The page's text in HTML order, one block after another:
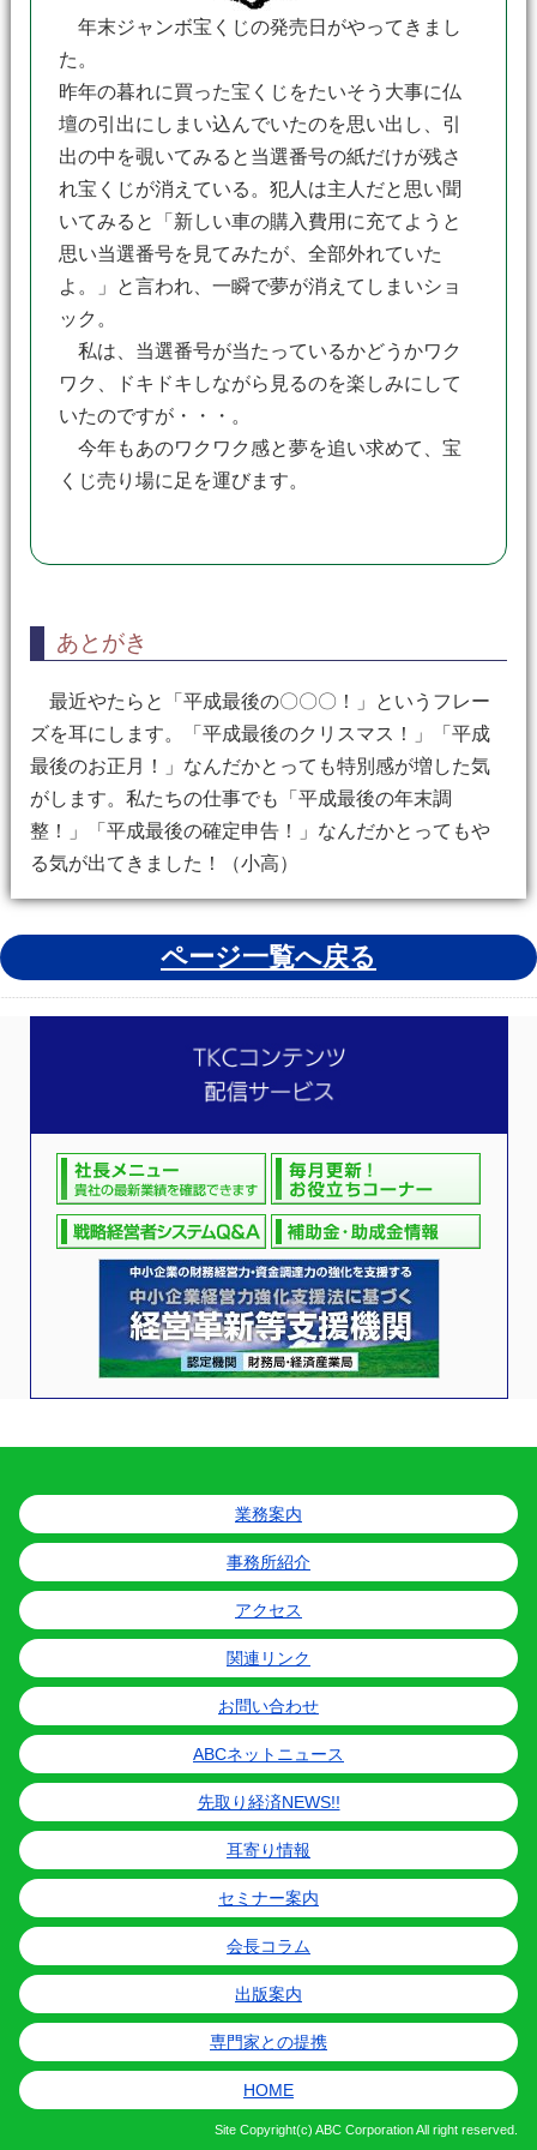
年末ジャンボ宝くじの発売日がやってきまし
た。
昨年の暮れに買った宝くじをたいそう大事に仏
壇の引出にしまい込んでいたのを思い出し、引
出の中を覗いてみると当選番号の紙だけが残さ
れ宝くじが消えている。犯人は主人だと思い聞
いてみると「新しい車の購入費用に充てようと
思い当選番号を見てみたが、全部外れていた
よ。」と言われ、一瞬で夢が消えてしまいショ
ック。
私は、当選番号が当たっているかどうかワク
ワク、ドキドキしながら見るのを楽しみにして
いたのですが・・・。
今年もあのワクワク感と夢を追い求めて、宝
くじ売り場に足を運びます。
あとがき
最近やたらと「平成最後の〇〇〇！」というフレー
ズを耳にします。「平成最後のクリスマス！」「平成
最後のお正月！」なんだかとっても特別感が増した気
がします。私たちの仕事でも「平成最後の年末調
整！」「平成最後の確定申告！」なんだかとってもや
る気が出てきました！（小高）
ページ一覧へ戻る
業務案内
事務所紹介
アクセス
関連リンク
お問い合わせ
ABCネットニュース
先取り経済NEWS!!
耳寄り情報
セミナー案内
会長コラム
出版案内
専門家との提携
HOME
Site Copyright(c) ABC Corporation All right reserved.